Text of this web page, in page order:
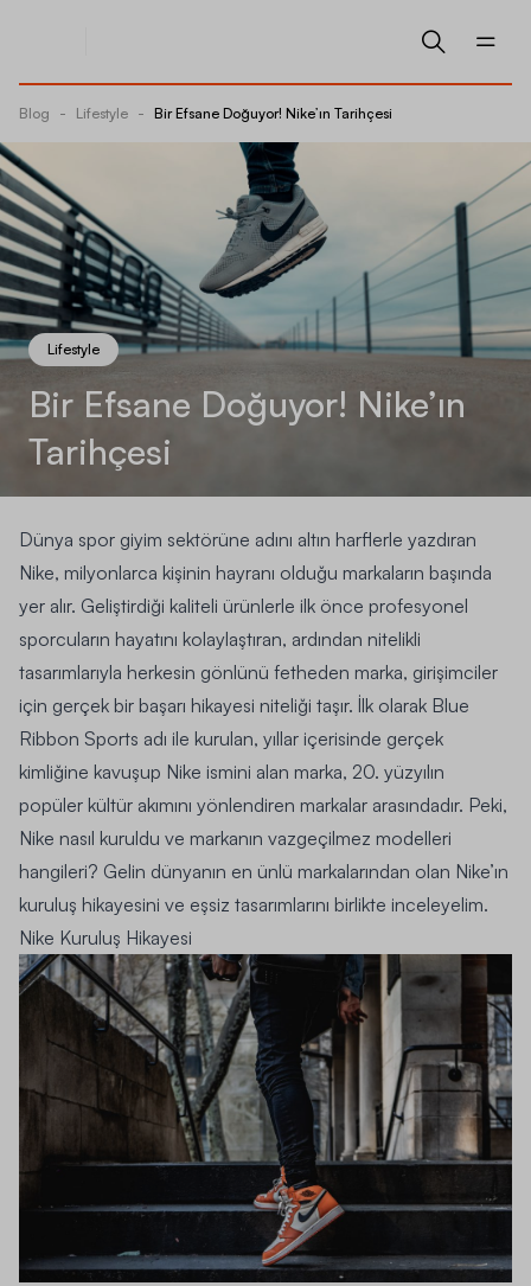
Blog - Lifestyle - Bir Efsane Doğuyor! Nike’ın Tarihçesi
Lifestyle
Bir Efsane Doğuyor! Nike’ın
Tarihçesi
Dünya spor giyim sektörüne adını altın harflerle yazdıran
Nike, milyonlarca kişinin hayranı olduğu markaların başında
yer alır. Geliştirdiği kaliteli ürünlerle ilk önce profesyonel
sporcuların hayatını kolaylaştıran, ardından nitelikli
tasarımlarıyla herkesin gönlünü fetheden marka, girişimciler
için gerçek bir başarı hikayesi niteliği taşır. İlk olarak Blue
Ribbon Sports adı ile kurulan, yıllar içerisinde gerçek
kimliğine kavuşup Nike ismini alan marka, 20. yüzyılın
popüler kültür akımını yönlendiren markalar arasındadır. Peki,
Nike nasıl kuruldu ve markanın vazgeçilmez modelleri
hangileri? Gelin dünyanın en ünlü markalarından olan Nike’ın
kuruluş hikayesini ve eşsiz tasarımlarını birlikte inceleyelim.
Nike Kuruluş Hikayesi